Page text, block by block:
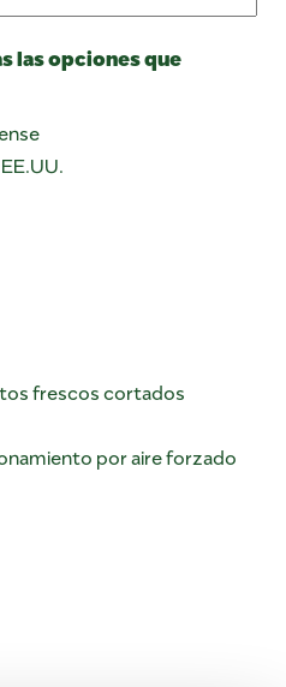
las opciones que
frescos cortados
por aire forzado